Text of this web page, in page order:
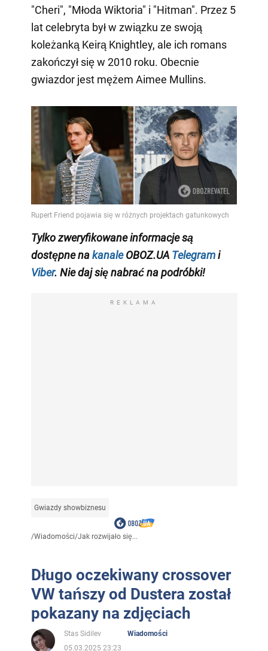
"Cheri", "Młoda Wiktoria" i "Hitman". Przez 5
lat celebryta był w związku ze swoją
koleżanką Keirą Knightley, ale ich romans
zakończył się w 2010 roku. Obecnie
gwiazdor jest mężem Aimee Mullins.
Tylkozweryfikowane informacje są
dostępne nakanaleOBOZ.UA Telegrami
Viber. Nie daj się nabrać na podróbki!
REKLAMA
Gwiazdy showbiznesu
/Wiadomości/Jak rozwijało się...
Długo oczekiwany crossover
VW tańszy od Dustera został
pokazany na zdjęciach
Stas Sidilev
Wiadomości
05.03.2025 23:23